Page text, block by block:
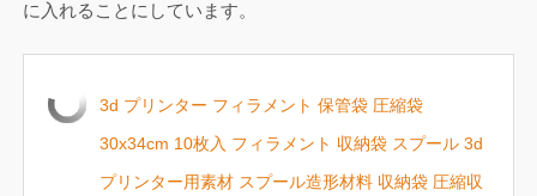
に入れることにしています。
3d プリンター フィラメント 保管袋 圧縮袋
30x34cm 10枚入 フィラメント 収納袋 スプール 3d
プリンター用素材 スプール造形材料 収納袋 圧縮収